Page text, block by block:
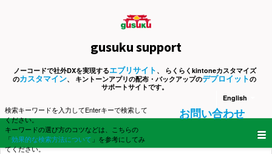
gusuku support
ノーコードで社外DXを実現するエブリサイト 、 らくらくkintoneカスタマイズ
のカスタマイン、 キントーンアプリの配布・バックアップのデプロイットの
サポートサイトです。
English
検索キーワードを入力してEnterキーで検索して
ください。
キーワードの選び方のコツなどは、こちらの
「効果的な検索方法について 」を参考にしてみ
てください。
お問い合わせ